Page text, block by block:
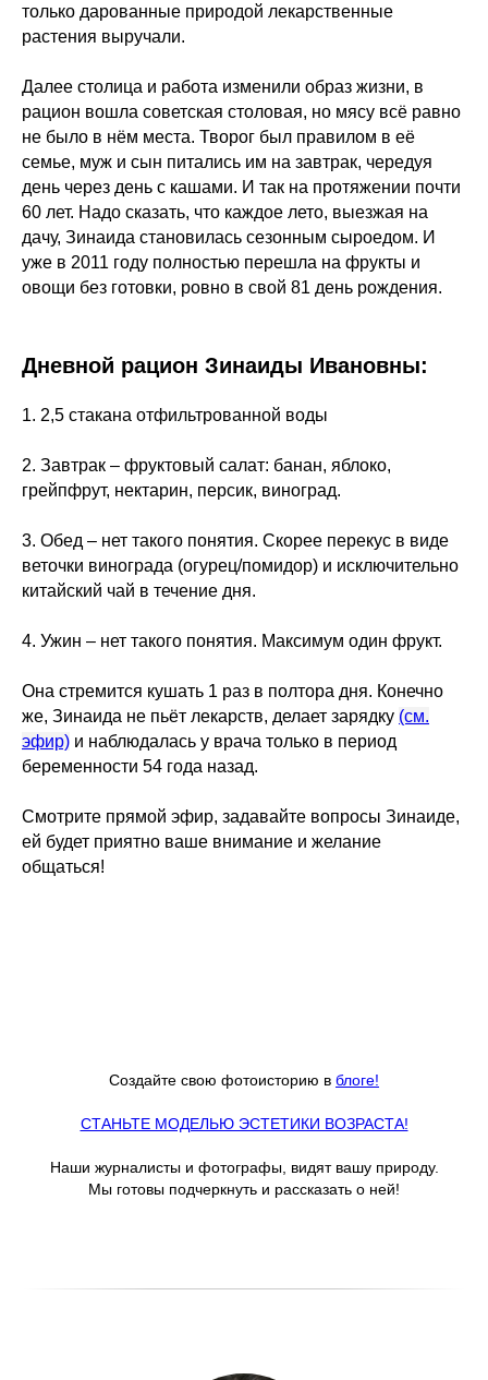
только дарованные природой лекарственные
растения выручали.
Далее столица и работа изменили образ жизни, в
рацион вошла советская столовая, но мясу всё равно
не было в нём места. Творог был правилом в её
семье, муж и сын питались им на завтрак, чередуя
день через день с кашами. И так на протяжении почти
60 лет. Надо сказать, что каждое лето, выезжая на
дачу, Зинаида становилась сезонным сыроедом. И
уже в 2011 году полностью перешла на фрукты и
овощи без готовки, ровно в свой 81 день рождения.
Дневной рацион Зинаиды Ивановны:
1. 2,5 стакана отфильтрованной воды
2. Завтрак – фруктовый салат: банан, яблоко,
грейпфрут, нектарин, персик, виноград.
3. Обед – нет такого понятия. Скорее перекус в виде
веточки винограда (огурец/помидор) и исключительно
китайский чай в течение дня.
4. Ужин – нет такого понятия. Максимум один фрукт.
Она стремится кушать 1 раз в полтора дня. Конечно
же, Зинаида не пьёт лекарств, делает зарядку (см.
эфир) и наблюдалась у врача только в период
беременности 54 года назад.
Смотрите прямой эфир, задавайте вопросы Зинаиде,
ей будет приятно ваше внимание и желание
общаться!
Создайте свою фотоисторию в блоге!
СТАНЬТЕ МОДЕЛЬЮ ЭСТЕТИКИ ВОЗРАСТА!
Наши журналисты и фотографы, видят вашу природу.
Мы готовы подчеркнуть и рассказать о ней!